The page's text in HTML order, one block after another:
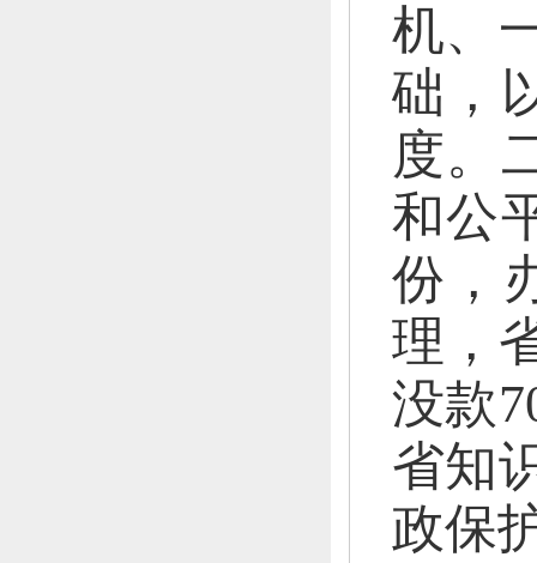
机、
础，
度。
和公
份，
理，
没款
省知
政保